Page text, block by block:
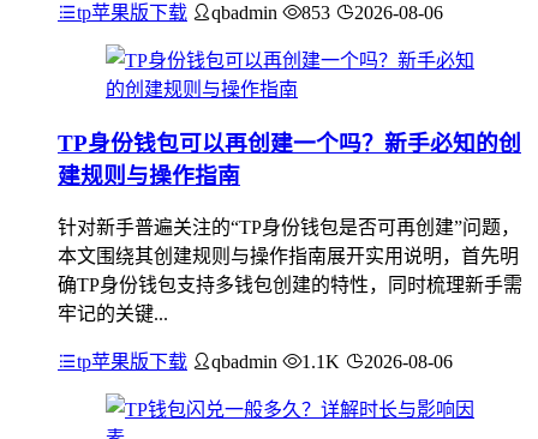
tp苹果版下载 qbadmin 853 2026-08-06
TP身份钱包可以再创建一个吗？新手必知的创
建规则与操作指南
针对新手普遍关注的“TP身份钱包是否可再创建”问题，
本文围绕其创建规则与操作指南展开实用说明，首先明
确TP身份钱包支持多钱包创建的特性，同时梳理新手需
牢记的关键...
tp苹果版下载 qbadmin 1.1K 2026-08-06